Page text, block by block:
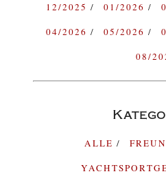
12/2025
01/2026
04/2026
05/2026
08/
ALLE